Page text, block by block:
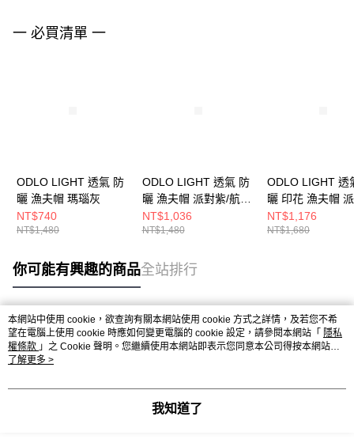
一 必買清單 一
ODLO LIGHT 透氣 防
曬 漁夫帽 瑪瑙灰
NT$740
NT$1,480
ODLO LIGHT 透氣 防
曬 漁夫帽 派對紫/航海
藍
NT$1,036
NT$1,480
ODLO LIGHT 透
曬 印花 漁夫帽
NT$1,176
NT$1,680
你可能有興趣的商品全站排行
熱門標籤
本網站中使用 cookie，欲查詢有關本網站使用 cookie 方式之詳情，及若您不希
望在電腦上使用 cookie 時應如何變更電腦的 cookie 設定，請參閱本網站「 隱私
權條款 」之 Cookie 聲明。您繼續使用本網站即表示您同意本公司得按本網站使
用條款之 Cookie 聲明使用 cookie。
了解更多 >
我知道了